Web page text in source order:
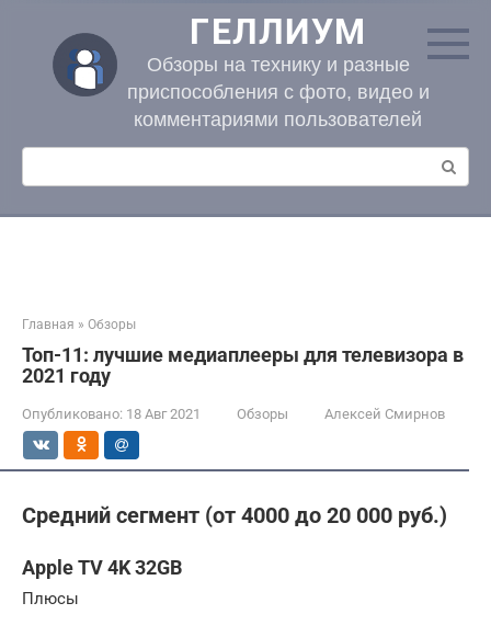
контенту
ГЕЛЛИУМ
Обзоры на технику и разные
приспособления с фото, видео и
комментариями пользователей
Поиск:
Главная » Обзоры
Топ-11: лучшие медиаплееры для телевизора в
2021 году
Опубликовано: 18 Авг 2021 Обзоры Алексей Смирнов
Средний сегмент (от 4000 до 20 000 руб.)
Apple TV 4K 32GB
Плюсы